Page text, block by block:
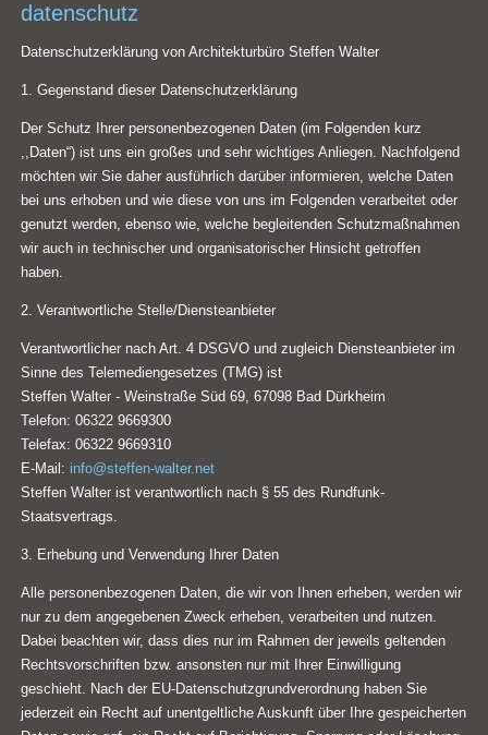
datenschutz
Datenschutzerklärung von Architekturbüro Steffen Walter
1. Gegenstand dieser Datenschutzerklärung
Der Schutz Ihrer personenbezogenen Daten (im Folgenden kurz
,,Daten“) ist uns ein großes und sehr wichtiges Anliegen. Nachfolgend
möchten wir Sie daher ausführlich darüber informieren, welche Daten
bei uns erhoben und wie diese von uns im Folgenden verarbeitet oder
genutzt werden, ebenso wie, welche begleitenden Schutzmaßnahmen
wir auch in technischer und organisatorischer Hinsicht getroffen
haben.
2. Verantwortliche Stelle/Diensteanbieter
Verantwortlicher nach Art. 4 DSGVO und zugleich Diensteanbieter im
Sinne des Telemediengesetzes (TMG) ist
Steffen Walter - Weinstraße Süd 69, 67098 Bad Dürkheim
Telefon: 06322 9669300
Telefax: 06322 9669310
E-Mail: info@steffen-walter.net
Steffen Walter ist verantwortlich nach § 55 des Rundfunk-
Staatsvertrags.
3. Erhebung und Verwendung Ihrer Daten
Alle personenbezogenen Daten, die wir von Ihnen erheben, werden wir
nur zu dem angegebenen Zweck erheben, verarbeiten und nutzen.
Dabei beachten wir, dass dies nur im Rahmen der jeweils geltenden
Rechtsvorschriften bzw. ansonsten nur mit Ihrer Einwilligung
geschieht. Nach der EU-Datenschutzgrundverordnung haben Sie
jederzeit ein Recht auf unentgeltliche Auskunft über Ihre gespeicherten